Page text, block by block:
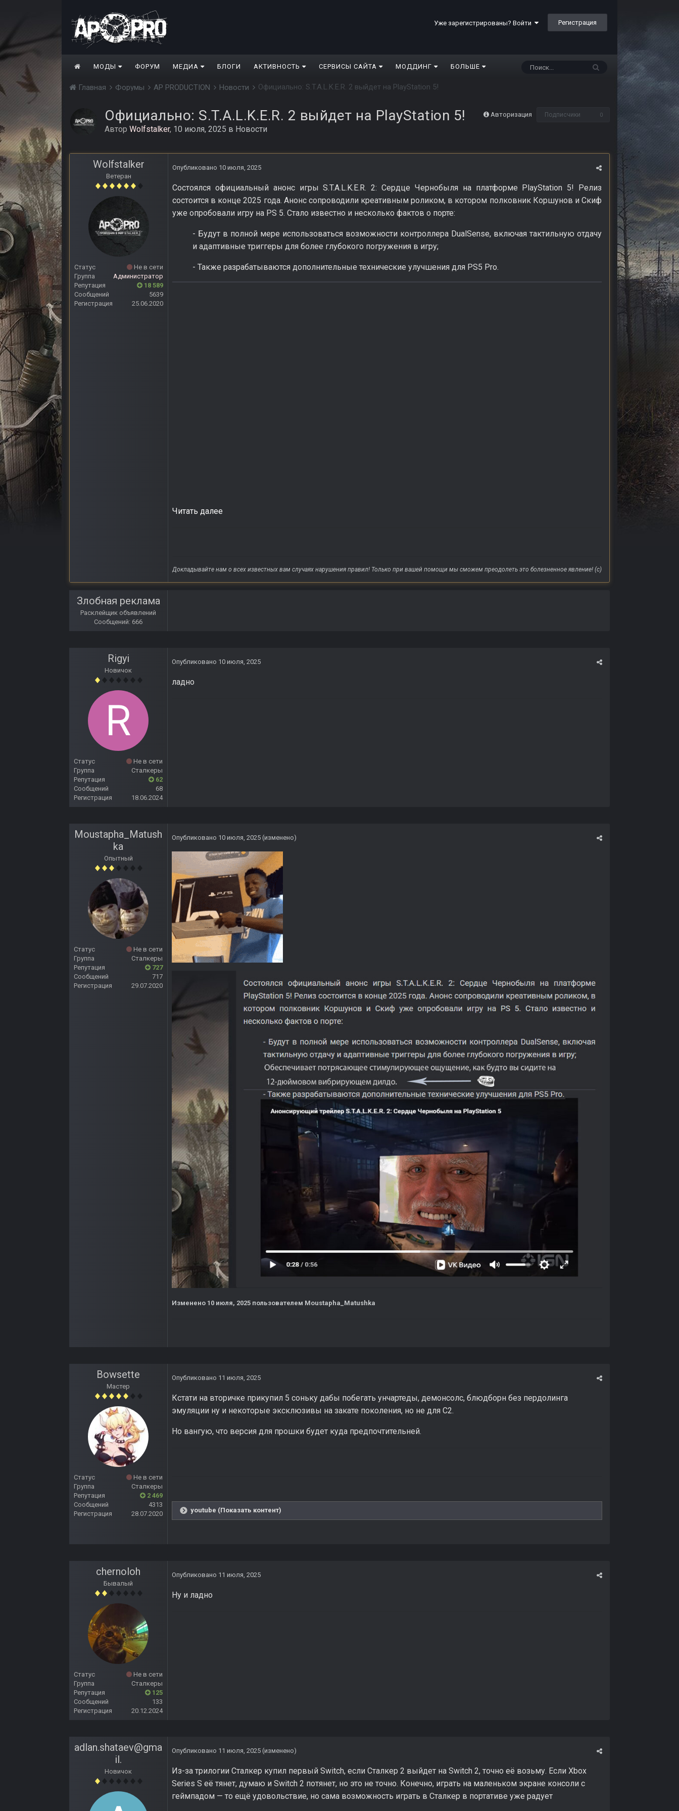
Уже зарегистрированы? Войти Регистрация
МОДЫ ФОРУМ МЕДИА БЛОГИ АКТИВНОСТЬ СЕРВИСЫ САЙТА МОДДИНГ БОЛЬШЕ
Главная Форумы AP PRODUCTION Новости Официально: S.T.A.L.K.E.R. 2 выйдет на PlayStation 5!
Авторизация Подписчики 0
Официально: S.T.A.L.K.E.R. 2 выйдет на PlayStation 5!
Автор Wolfstalker, 10 июля, 2025 в Новости
Wolfstalker
Ветеран
Статус
Не в сети
Группа
Администратор
Репутация
18 589
Сообщений
5639
Регистрация
25.06.2020
Опубликовано 10 июля, 2025
Состоялся официальный анонс игры S.T.A.L.K.E.R. 2: Сердце Чернобыля на платформе PlayStation 5! Релиз
состоится в конце 2025 года. Анонс сопроводили креативным роликом, в котором полковник Коршунов и Скиф
уже опробовали игру на PS 5. Стало известно и несколько фактов о порте:
- Будут в полной мере использоваться возможности контроллера DualSense, включая тактильную отдачу
и адаптивные триггеры для более глубокого погружения в игру;
- Также разрабатываются дополнительные технические улучшения для PS5 Pro.
Читать далее
Докладывайте нам о всех известных вам случаях нарушения правил! Только при вашей помощи мы сможем преодолеть это болезненное явление! (с)
Злобная реклама
Расклейщик объявлений
Сообщений: 666
Rigyi
Новичок
Статус
Не в сети
Группа
Сталкеры
Репутация
62
Сообщений
68
Регистрация
18.06.2024
Опубликовано 10 июля, 2025
ладно
Moustapha_Matush
ka
Опытный
Статус
Не в сети
Группа
Сталкеры
Репутация
727
Сообщений
717
Регистрация
29.07.2020
Опубликовано 10 июля, 2025 (изменено)
Изменено 10 июля, 2025 пользователем Moustapha_Matushka
Bowsette
Мастер
Статус
Не в сети
Группа
Сталкеры
Репутация
2 469
Сообщений
4313
Регистрация
28.07.2020
Опубликовано 11 июля, 2025
Кстати на вторичке прикупил 5 соньку дабы побегать унчартеды, демонсолс, блюдборн без пердолинга
эмуляции ну и некоторые эксклюзивы на закате поколения, но не для С2.
Но вангую, что версия для прошки будет куда предпочтительней.
youtube (Показать контент)
chernoloh
Бывалый
Статус
Не в сети
Группа
Сталкеры
Репутация
125
Сообщений
133
Регистрация
20.12.2024
Опубликовано 11 июля, 2025
Ну и ладно
adlan.shataev@gma
il.
Новичок
Опубликовано 11 июля, 2025 (изменено)
Из-за трилогии Сталкер купил первый Switch, если Сталкер 2 выйдет на Switch 2, точно её возьму. Если Xbox
Series S её тянет, думаю и Switch 2 потянет, но это не точно. Конечно, играть на маленьком экране консоли с
геймпадом — то ещё удовольствие, но сама возможность играть в Сталкер в портативе уже радует